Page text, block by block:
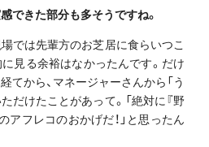
できた部分も多そうですね。
では先輩方のお芝居に食らいつこ
見る余裕はなかったんです。だけ
てから、マネージャーさんから「う
だけたことがあって。「絶対に『野
アフレコのおかげだ！」と思ったん